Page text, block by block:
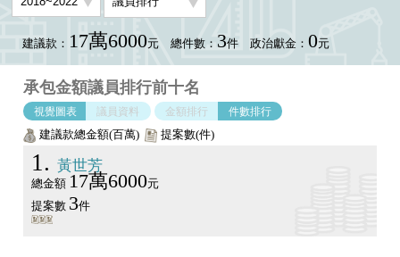
建議款： 17萬6000元 總件數： 3件 政治獻金： 0元
承包金額議員排行前十名
視覺圖表 議員資料 金額排行 件數排行
建議款總金額(百萬) 提案數(件)
1 黃世芳
總金額 17萬6000元
提案數 3件